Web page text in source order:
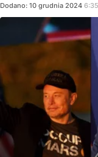
Dodano: 10 grudnia 2024 6:35